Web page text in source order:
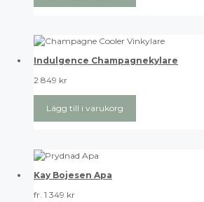
Indulgence Champagnekylare
2 849 kr
Lägg till i varukorg
Kay Bojesen Apa
fr. 1 349 kr